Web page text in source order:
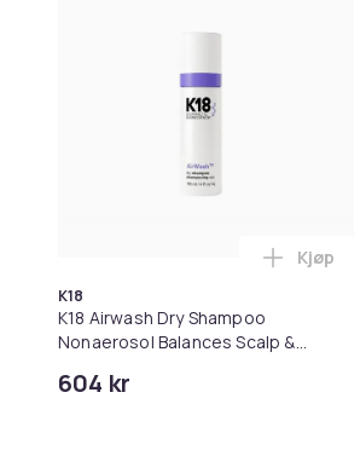
K18
K18 Airwash Dry Shampoo
Nonaerosol Balances Scalp &
604 kr
Legg
Kjøp